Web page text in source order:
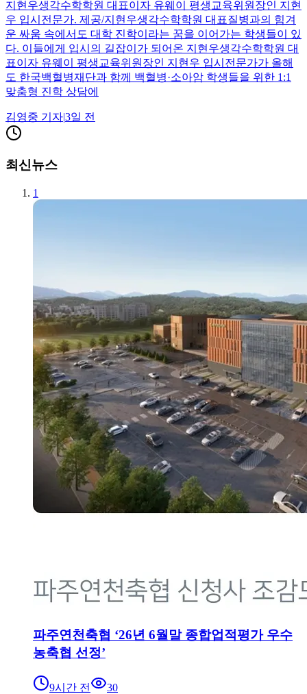
지현우생각수학학원 대표이자 유웨이 평생교육위원장인 지현
우 입시전문가. 제공/지현우생각수학학원 대표질병과의 힘겨
운 싸움 속에서도 대학 진학이라는 꿈을 이어가는 학생들이 있
다. 이들에게 입시의 길잡이가 되어온 지현우생각수학학원 대
표이자 유웨이 평생교육위원장인 지현우 입시전문가가 올해
도 한국백혈병재단과 함께 백혈병·소아암 학생들을 위한 1:1
맞춤형 진학 상담에
김영중 기자|3일 전
최신뉴스
1
파주연천축협 ‘26년 6월말 종합업적평가 우수
농축협 선정’
9시간 전
30